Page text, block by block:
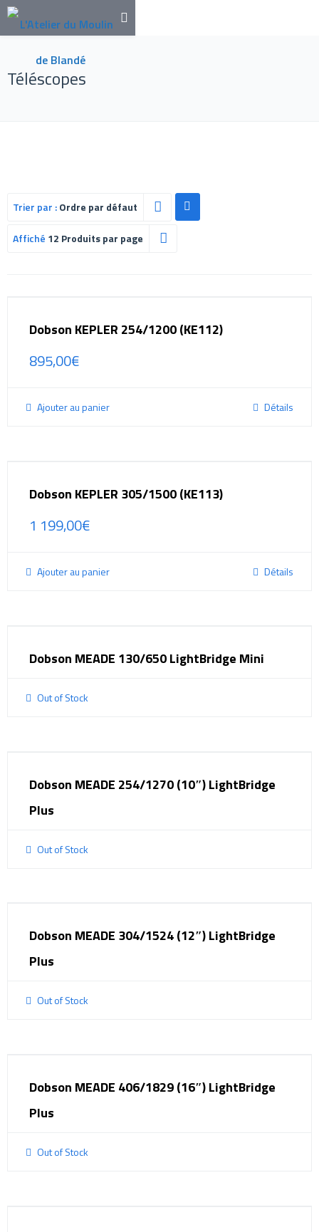
Téléscopes
Trier par :Ordre par défaut
Affiché 12 Produits par page
Dobson KEPLER 254/1200 (KE112)
895,00€
Ajouter au panier Détails
Dobson KEPLER 305/1500 (KE113)
1 199,00€
Ajouter au panier Détails
Dobson MEADE 130/650 LightBridge Mini
Out of Stock
Dobson MEADE 254/1270 (10″) LightBridge
Plus
Out of Stock
Dobson MEADE 304/1524 (12″) LightBridge
Plus
Out of Stock
Dobson MEADE 406/1829 (16″) LightBridge
Plus
Out of Stock